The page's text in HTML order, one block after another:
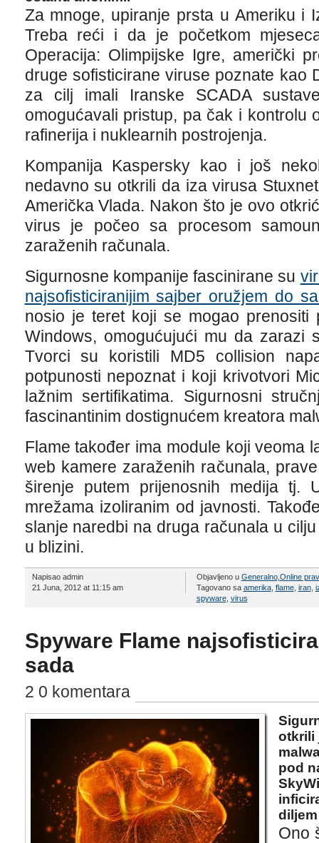
Za mnoge, upiranje prsta u Ameriku i
Treba reći i da je početkom
Operacija: Olimpijske Igre, američki
druge sofisticirane viruse poznate kao
za cilj imali Iranske SCADA
omogućavali pristup, pa čak i kontrolu
rafinerija i nuklearnih postrojenja.
Kompanija Kaspersky kao i još
nedavno su otkrili da iza virusa
Američka Vlada. Nakon što je ovo
virus je počeo sa procesom
zaraženih računala.
Sigurnosne kompanije fascinirane su
najsofisticiranijim sajber oružjem do
nosio je teret koji se mogao prenositi
Windows, omogućujući mu da zarazi
Tvorci su koristili MD5 collision
potpunosti nepoznat i koji krivotvori
lažnim sertifikatima. Sigurnosni
fascinantinim dostignućem kreatora
Flame također ima module koji veoma
web kamere zaraženih računala,
širenje putem prijenosnih medija tj.
mrežama izoliranim od javnosti.
slanje naredbi na druga računala u
u blizini.
Napisao admin
21 Juna, 2012 at 11:15 am
Objavljeno u Generalno, Online
Tagovano sa amerika, flame, iran,
spyware, virus
Spyware Flame
sada
2 0 komentara
otkrili
pod
Ono